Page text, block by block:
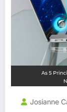
Josianne